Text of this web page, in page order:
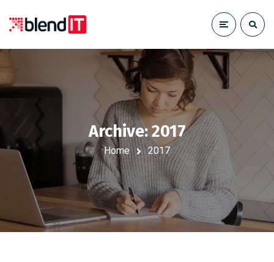
Archive: 2017
Home 2017